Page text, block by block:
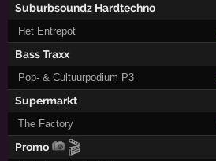
Suburbsoundz Hardtechno
Het Entrepot
Bass Traxx
Pop- & Cultuurpodium P3
Supermarkt
The Factory
Promo 🎬